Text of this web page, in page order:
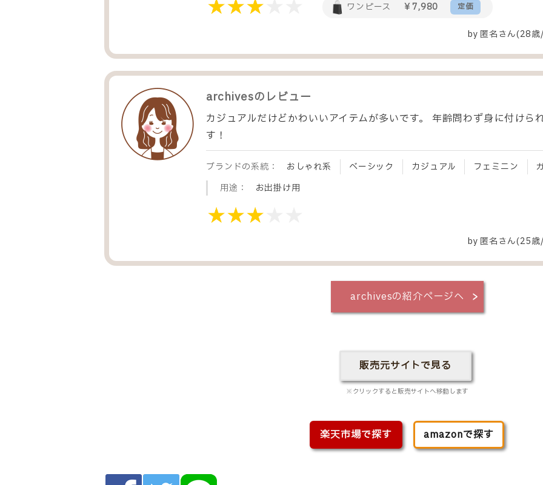
ワンピース ￥7,980 定価
by 匿名さん(28
archivesのレビュー
カジュアルだけどかわいいアイテムが多いです。 年齢問わず身に付けら
す！
ブランドの系統： おしゃれ系 ベーシック カジュアル フェミニン
用途：
お出掛け用
by 匿名さん(25
archivesの紹介ページへ
販売元サイトで見る
※クリックすると販売サイトへ移動します
楽天市場で探す amazonで探す